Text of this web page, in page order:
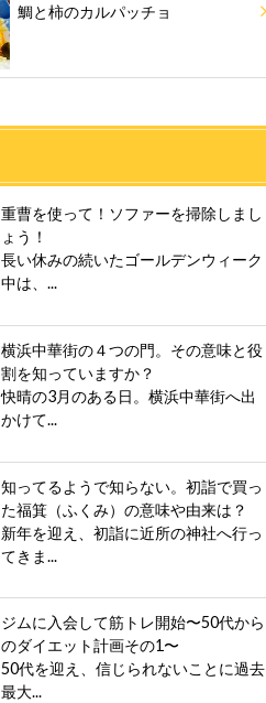
鯛と柿のカルパッチョ
重曹を使って！ソファーを掃除しまし
ょう！
長い休みの続いたゴールデンウィーク
中は、...
横浜中華街の４つの門。その意味と役
割を知っていますか？
快晴の3月のある日。横浜中華街へ出
かけて...
知ってるようで知らない。初詣で買っ
た福箕（ふくみ）の意味や由来は？
新年を迎え、初詣に近所の神社へ行っ
てきま...
ジムに入会して筋トレ開始〜50代から
のダイエット計画その1〜
50代を迎え、信じられないことに過去
最大...